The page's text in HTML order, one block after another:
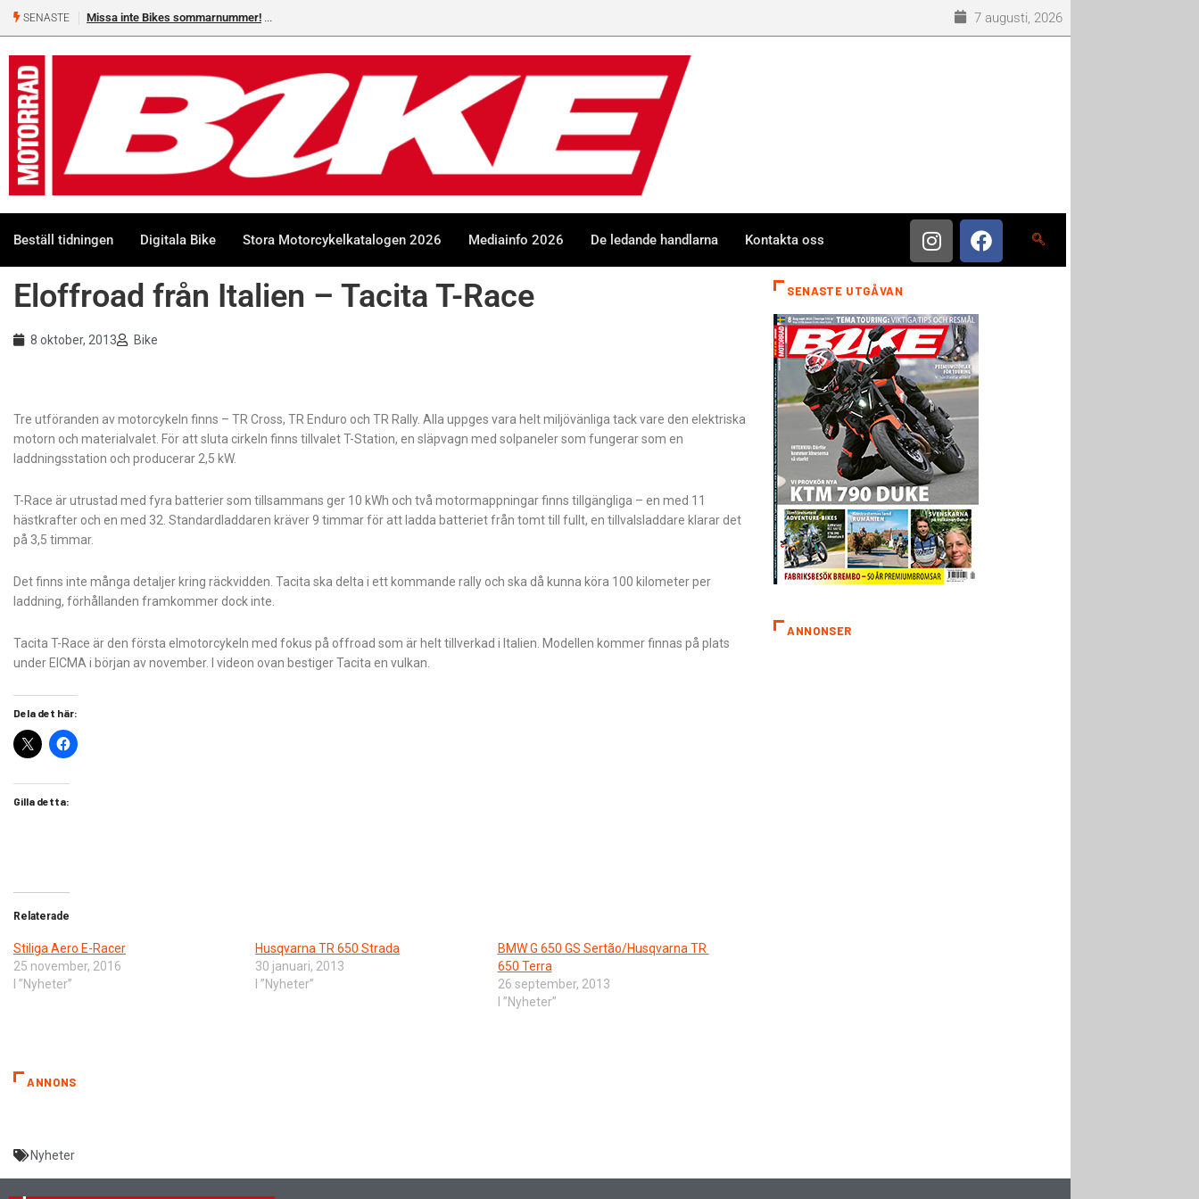
SENASTE Missa inte Bikes sommarnummer! 7 augusti, 2026
Beställ tidningen Digitala Bike Stora Motorcykelkatalogen 2026 Mediainfo 2026 De ledande handlarna Kontakta oss
Eloffroad från Italien – Tacita T-Race
8 oktober, 2013 Bike
Tre utföranden av motorcykeln finns – TR Cross, TR Enduro och TR Rally. Alla uppges vara helt miljövänliga tack vare den elektriska
motorn och materialvalet. För att sluta cirkeln finns tillvalet T-Station, en släpvagn med solpaneler som fungerar som en
laddningsstation och producerar 2,5 kW.
T-Race är utrustad med fyra batterier som tillsammans ger 10 kWh och två motormappningar finns tillgängliga – en med 11
hästkrafter och en med 32. Standardladdaren kräver 9 timmar för att ladda batteriet från tomt till fullt, en tillvalsladdare klarar det
på 3,5 timmar.
Det finns inte många detaljer kring räckvidden. Tacita ska delta i ett kommande rally och ska då kunna köra 100 kilometer per
laddning, förhållanden framkommer dock inte.
Tacita T-Race är den första elmotorcykeln med fokus på offroad som är helt tillverkad i Italien. Modellen kommer finnas på plats
under EICMA i början av november. I videon ovan bestiger Tacita en vulkan.
Dela det här:
Gilla detta:
Relaterade
Stiliga Aero E-Racer
25 november, 2016
I ”Nyheter”
Husqvarna TR 650 Strada
30 januari, 2013
I ”Nyheter”
BMW G 650 GS Sertão/Husqvarna TR
650 Terra
26 september, 2013
I ”Nyheter”
ANNONS
Nyheter
SENASTE UTGÅVAN
ANNONSER